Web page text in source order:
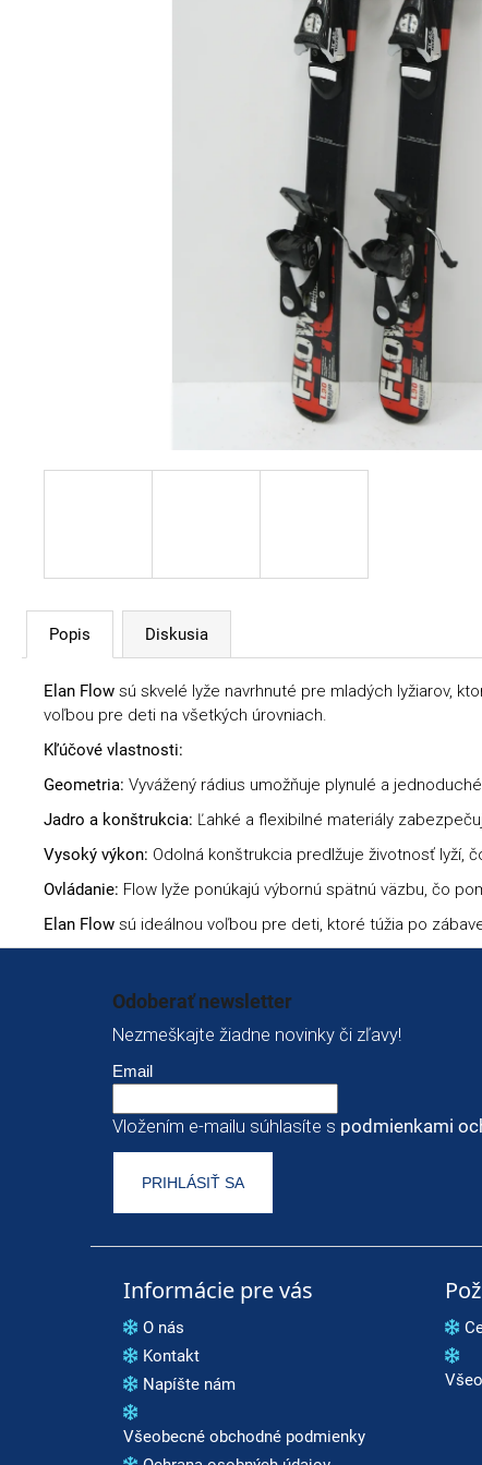
Popis Diskusia
Elan Flow sú skvelé lyže navrhnuté pre mladých lyžiarov,
voľbou pre deti na všetkých úrovniach.
Kľúčové vlastnosti:
Geometria: Vyvážený rádius umožňuje plynulé a
Jadro a konštrukcia: Ľahké a flexibilné materiály
Vysoký výkon: Odolná konštrukcia predlžuje životnosť lyží,
Ovládanie: Flow lyže ponúkajú výbornú spätnú väzbu, čo
Elan Flow sú ideálnou voľbou pre deti, ktoré túžia po
Odoberať newsletter
Nezmeškajte žiadne novinky či zľavy!
Email
Vložením e-mailu súhlasíte s podmienkami
PRIHLÁSIŤ SA
Informácie pre vás
O nás
Kontakt
Napíšte nám
Všeobecné obchodné podmienky